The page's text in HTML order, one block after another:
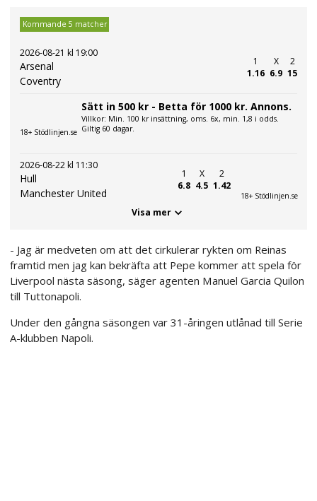
Kommande 5 matcher
2026-08-21 kl 19:00
Arsenal
Coventry
1
1.16
X
6.9
2
15
18+ Stödlinjen.se
Sätt in 500 kr - Betta för 1000 kr. Annons.
Villkor: Min. 100 kr insättning, oms. 6x, min. 1,8 i odds.
Giltig 60 dagar.
2026-08-22 kl 11:30
Hull
Manchester United
1
6.8
X
4.5
2
1.42
18+ Stödlinjen.se
Visa mer
- Jag är medveten om att det cirkulerar rykten om Reinas
framtid men jag kan bekräfta att Pepe kommer att spela för
Liverpool nästa säsong, säger agenten Manuel Garcia Quilon
till Tuttonapoli.
Under den gångna säsongen var 31-åringen utlånad till Serie
A-klubben Napoli.